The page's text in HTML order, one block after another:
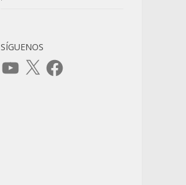
SÍGUENOS
YouTube
X Facebook